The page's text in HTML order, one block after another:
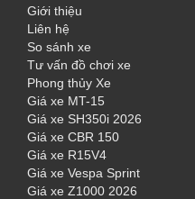
Giới thiệu
Liên hệ
So sánh xe
Tư vấn đồ chơi xe
Phong thủy Xe
Giá xe MT-15
Giá xe SH350i 2026
Giá xe CBR 150
Giá xe R15V4
Giá xe Vespa Sprint
Giá xe Z1000 2026